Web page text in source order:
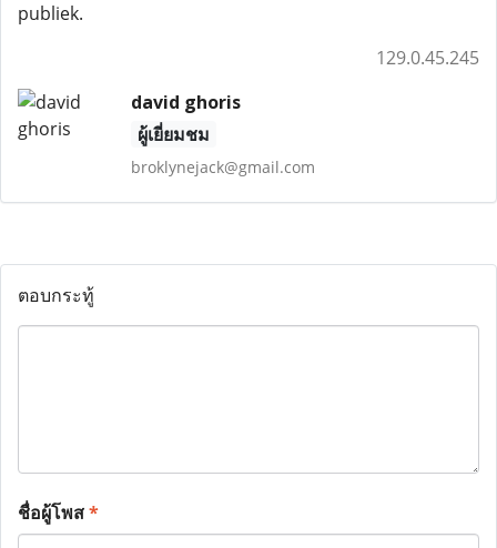
publiek.
129.0.45.245
david ghoris
ผู้เยี่ยมชม
broklynejack@gmail.com
ตอบกระทู้
ชื่อผู้โพส*